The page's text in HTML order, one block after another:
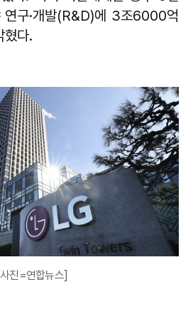
연구·개발(R&D)에 3조6000억
혔다.
진=연합뉴스]